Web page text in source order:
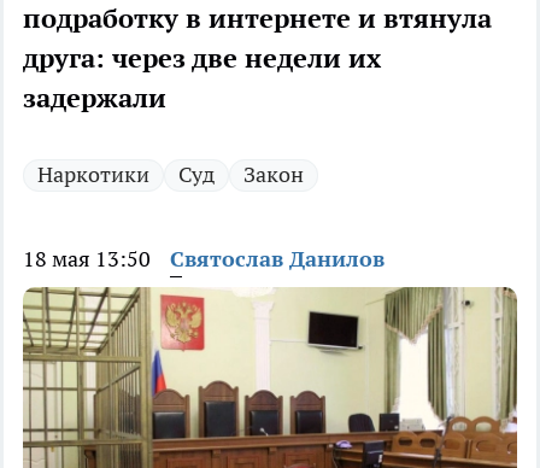
подработку в интернете и втянула
друга: через две недели их
задержали
Наркотики Суд Закон
18 мая 13:50 Святослав Данилов